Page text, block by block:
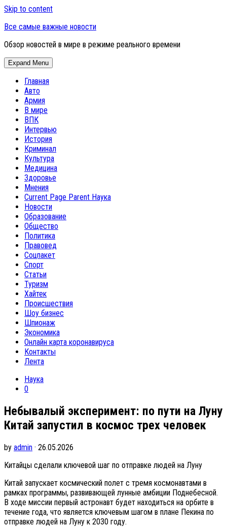
Skip to content
Все самые важные новости
Обзор новостей в мире в режиме реального времени
Expand Menu
Главная
Авто
Армия
В мире
ВПК
Интервью
История
Криминал
Культура
Медицина
Здоровье
Мнения
Current Page Parent Наука
Новости
Образование
Общество
Политика
Правовед
Соцпакет
Спорт
Статьи
Туризм
Хайтек
Происшествия
Шоу бизнес
Шпионаж
Экономика
Онлайн карта коронавируса
Контакты
Лента
Наука
0
Небывалый эксперимент: по пути на Луну
Китай запустил в космос трех человек
by admin · 26.05.2026
Китайцы сделали ключевой шаг по отправке людей на Луну
Китай запускает космический полет с тремя космонавтами в
рамках программы, развивающей лунные амбиции Поднебесной.
В ходе миссии первый астронавт будет находиться на орбите в
течение года, что является ключевым шагом в плане Пекина по
отправке людей на Луну к 2030 году.